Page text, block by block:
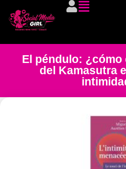
El péndulo:
del Kamasutra